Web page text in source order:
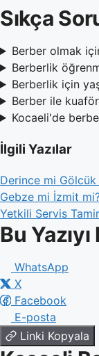
Sıkça
Berber olmak
Berberlik
Berberlik için
Berber ile
Kocaeli'de
İlgili Yazılar
Derince mi Gölcük
Gebze mi İzmit
Yetkili Servis
Bu
WhatsApp
X
Facebook
E-posta
Linki Kopyala